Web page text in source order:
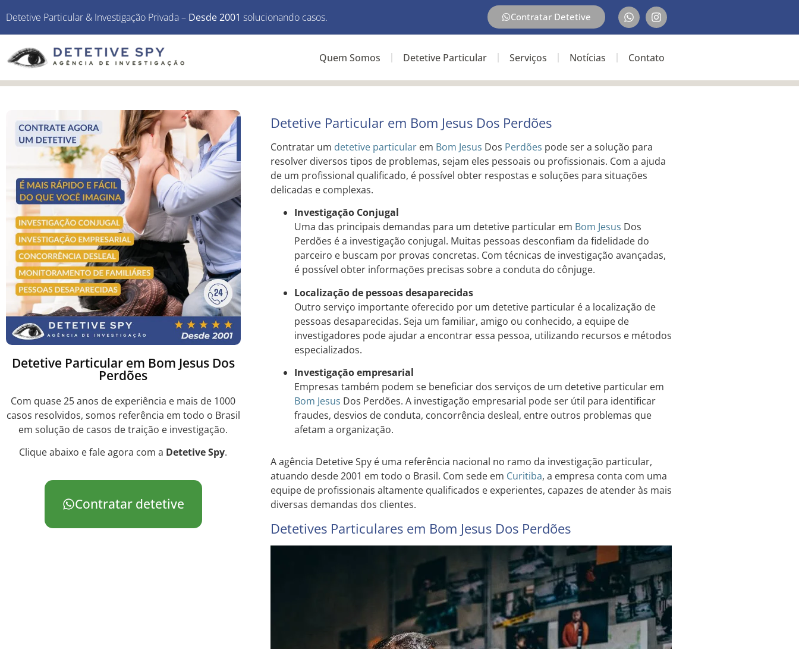
Detetive Particular & Investigação Privada – Desde 2001 solucionando casos. Contratar Detetive
Quem Somos Detetive Particular Serviços Notícias Contato
Detetive Particular em Bom Jesus Dos
Perdões
Com quase 25 anos de experiência e mais de 1000
casos resolvidos, somos referência em todo o Brasil
em solução de casos de traição e investigação.
Clique abaixo e fale agora com a Detetive Spy.
Contratar detetive
Detetive Particular em Bom Jesus Dos Perdões
Contratar um detetive particularem Bom Jesus Dos Perdões pode ser a solução para
resolver diversos tipos de problemas, sejam eles pessoais ou profissionais. Com a ajuda
de um profissional qualificado, é possível obter respostas e soluções para situações
delicadas e complexas.
Investigação Conjugal
Uma das principais demandas para um detetive particular em Bom Jesus Dos
Perdões é a investigação conjugal. Muitas pessoas desconfiam da fidelidade do
parceiro e buscam por provas concretas. Com técnicas de investigação avançadas,
é possível obter informações precisas sobre a conduta do cônjuge.
Localização de pessoas desaparecidas
Outro serviço importante oferecido por um detetive particular é a localização de
pessoas desaparecidas. Seja um familiar, amigo ou conhecido, a equipe de
investigadores pode ajudar a encontrar essa pessoa, utilizando recursos e métodos
especializados.
Investigação empresarial
Empresas também podem se beneficiar dos serviços de um detetive particular em
Bom Jesus Dos Perdões. A investigação empresarial pode ser útil para identificar
fraudes, desvios de conduta, concorrência desleal, entre outros problemas que
afetam a organização.
A agência Detetive Spy é uma referência nacional no ramo da investigação particular,
atuando desde 2001 em todo o Brasil. Com sede em Curitiba, a empresa conta com uma
equipe de profissionais altamente qualificados e experientes, capazes de atender às mais
diversas demandas dos clientes.
Detetives Particulares em Bom Jesus Dos Perdões